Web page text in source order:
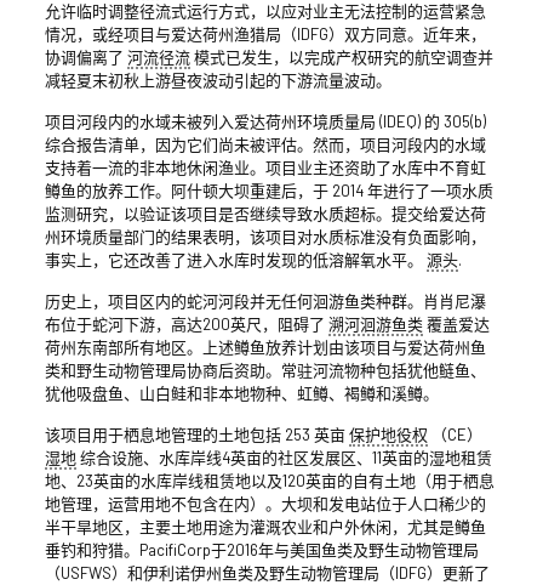
允许临时调整径流式运行方式，以应对业主无法控制的运营紧急
情况，或经项目与爱达荷州渔猎局（IDFG）双方同意。近年来，
协调偏离了 河流径流模式已发生，以完成产权研究的航空调查并
减轻夏末初秋上游昼夜波动引起的下游流量波动。
项目河段内的水域未被列入爱达荷州环境质量局 (IDEQ) 的 305(b)
综合报告清单，因为它们尚未被评估。然而，项目河段内的水域
支持着一流的非本地休闲渔业。项目业主还资助了水库中不育虹
鳟鱼的放养工作。阿什顿大坝重建后，于 2014 年进行了一项水质
监测研究，以验证该项目是否继续导致水质超标。提交给爱达荷
州环境质量部门的结果表明，该项目对水质标准没有负面影响，
事实上，它还改善了进入水库时发现的低溶解氧水平。 源头.
历史上，项目区内的蛇河河段并无任何洄游鱼类种群。肖肖尼瀑
布位于蛇河下游，高达200英尺，阻碍了 溯河洄游鱼类覆盖爱达
荷州东南部所有地区。上述鳟鱼放养计划由该项目与爱达荷州鱼
类和野生动物管理局协商后资助。常驻河流物种包括犹他鲢鱼、
犹他吸盘鱼、山白鲑和非本地物种、虹鳟、褐鳟和溪鳟。
该项目用于栖息地管理的土地包括 253 英亩保护地役权 （CE）
湿地综合设施、水库岸线4英亩的社区发展区、11英亩的湿地租赁
地、23英亩的水库岸线租赁地以及120英亩的自有土地（用于栖息
地管理，运营用地不包含在内）。大坝和发电站位于人口稀少的
半干旱地区，主要土地用途为灌溉农业和户外休闲，尤其是鳟鱼
垂钓和狩猎。PacifiCorp于2016年与美国鱼类及野生动物管理局
（USFWS）和伊利诺伊州鱼类及野生动物管理局（IDFG）更新了